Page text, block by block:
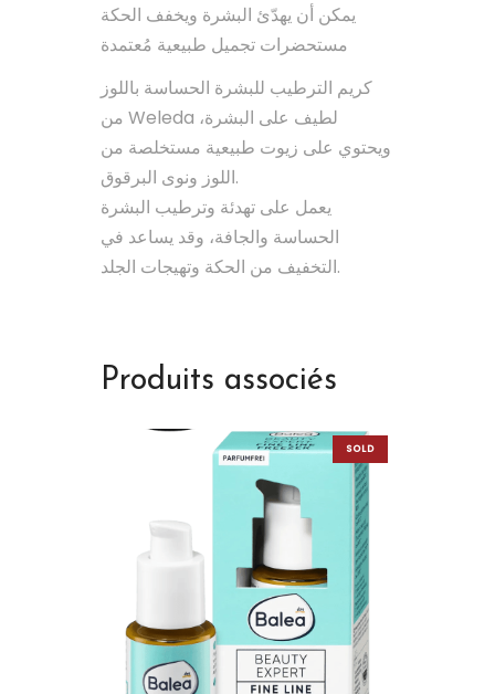
يمكن أن يهدّئ البشرة ويخفف الحكة
مستحضرات تجميل طبيعية مُعتمدة
كريم الترطيب للبشرة الحساسة باللوز
من Weleda لطيف على البشرة،
ويحتوي على زيوت طبيعية مستخلصة من
اللوز ونوى البرقوق.
يعمل على تهدئة وترطيب البشرة
الحساسة والجافة، وقد يساعد في
التخفيف من الحكة وتهيجات الجلد.
Produits associés
SOLD
OUT